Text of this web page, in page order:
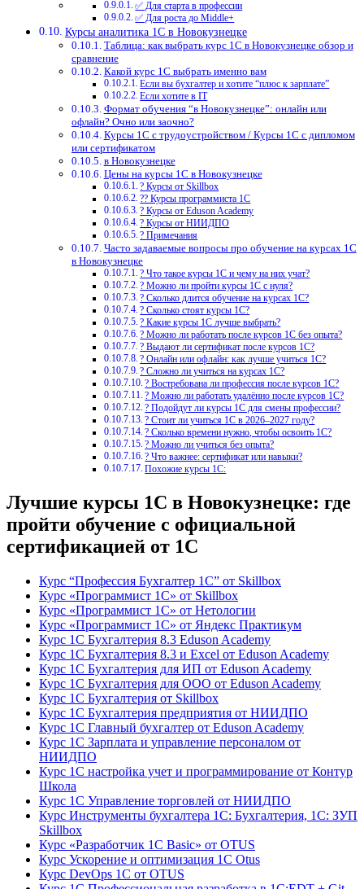
✅ Для старта в профессии
✅ Для роста до Middle+
Курсы аналитика 1С в Новокузнецке
Таблица: как выбрать курс 1С в Новокузнецке обзор и
сравнение
Какой курс 1С выбрать именно вам
Если вы бухгалтер и хотите “плюс к зарплате”
Если хотите в IT
Формат обучения “в Новокузнецке”: онлайн или
офлайн? Очно или заочно?
Курсы 1С с трудоустройством / Курсы 1С с дипломом
или сертификатом
в Новокузнецке
Цены на курсы 1С в Новокузнецке
? Курсы от Skillbox
?‍? Курсы программиста 1С
? Курсы от Eduson Academy
? Курсы от НИИДПО
? Примечания
Часто задаваемые вопросы про обучение на курсах 1С
в Новокузнецке
? Что такое курсы 1С и чему на них учат?
? Можно ли пройти курсы 1С с нуля?
? Сколько длится обучение на курсах 1С?
? Сколько стоят курсы 1С?
? Какие курсы 1С лучше выбрать?
? Можно ли работать после курсов 1С без опыта?
? Выдают ли сертификат после курсов 1С?
? Онлайн или офлайн: как лучше учиться 1С?
? Сложно ли учиться на курсах 1С?
? Востребована ли профессия после курсов 1С?
? Можно ли работать удалённо после курсов 1С?
? Подойдут ли курсы 1С для смены профессии?
? Стоит ли учиться 1С в 2026–2027 году?
? Сколько времени нужно, чтобы освоить 1С?
? Можно ли учиться без опыта?
? Что важнее: сертификат или навыки?
Похожие курсы 1С:
Лучшие курсы 1С в Новокузнецке: где
пройти обучение с официальной
сертификацией от 1С
Курс “Профессия Бухгалтер 1С” от Skillbox
Курс «Программист 1С» от Skillbox
Курс «Программист 1С» от Нетологии
Курс «Программист 1С» от Яндекс Практикум
Курс 1С Бухгалтерия 8.3 Eduson Academy
Курс 1С Бухгалтерия 8.3 и Excel от Eduson Academy
Курс 1С Бухгалтерия для ИП от Eduson Academy
Курс 1С Бухгалтерия для ООО от Eduson Academy
Курс 1С Бухгалтерия от Skillbox
Курс 1С Бухгалтерия предприятия от НИИДПО
Курс 1С Главный бухгалтер от Eduson Academy
Курс 1С Зарплата и управление персоналом от
НИИДПО
Курс 1С настройка учет и программирование от Контур
Школа
Курс 1С Управление торговлей от НИИДПО
Курс Инструменты бухгалтера 1С: Бухгалтерия, 1С: ЗУП
Skillbox
Курс «Разработчик 1С Basic» от OTUS
Курс Ускорение и оптимизация 1С Otus
Курс DevOps 1С от OTUS